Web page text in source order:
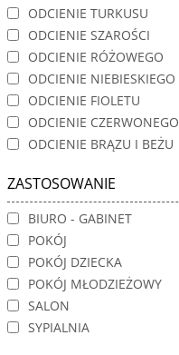
ODCIENIE TURKUSU
ODCIENIE SZAROŚCI
ODCIENIE RÓŻOWEGO
ODCIENIE NIEBIESKIEGO
ODCIENIE FIOLETU
ODCIENIE CZERWONEGO
ODCIENIE BRĄZU I BEŻU
ZASTOSOWANIE
BIURO - GABINET
POKÓJ
POKÓJ DZIECKA
POKÓJ MŁODZIEŻOWY
SALON
SYPIALNIA